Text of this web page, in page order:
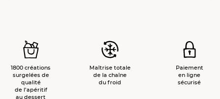
1800 créations
surgelées de
qualité
de l’apéritif
au dessert
Maîtrise totale
de la chaîne
du froid
Paiement
en ligne
sécurisé